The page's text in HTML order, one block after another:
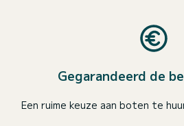
Gegarandeerd de
Een ruime keuze aan boten te